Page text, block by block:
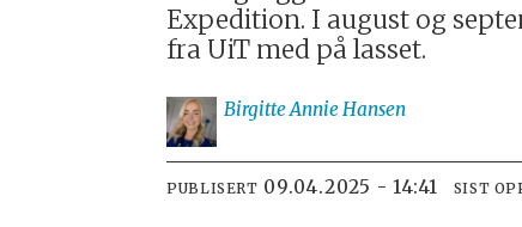
Expedition. I august og
fra UiT med på lasset.
Birgitte Annie Hansen
PUBLISERT 09.04.2025 - 14:41 SIST